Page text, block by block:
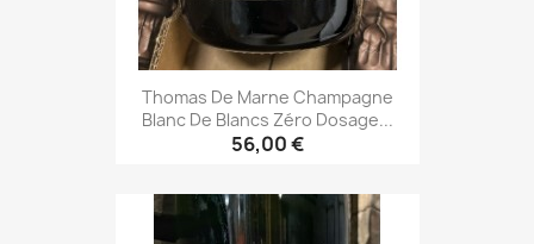
Thomas De Marne Champagne
Blanc De Blancs Zéro Dosage...
56,00 €